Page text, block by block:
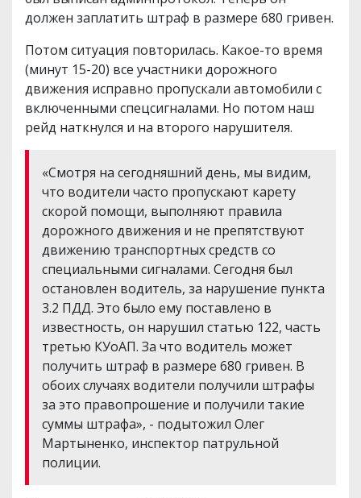
должен заплатить штраф в размере 680 гривен.
Потом ситуация повторилась. Какое-то время
(минут 15-20) все участники дорожного
движения исправно пропускали автомобили с
включенными спецсигналами. Но потом наш
рейд наткнулся и на второго нарушителя.
«Смотря на сегодняшний день, мы видим,
что водители часто пропускают карету
скорой помощи, выполняют правила
дорожного движения и не препятствуют
движению транспортных средств со
специальными сигналами. Сегодня был
остановлен водитель, за нарушение пункта
3.2 ПДД. Это было ему поставлено в
известность, он нарушил статью 122, часть
третью КУоАП. За что водитель может
получить штраф в размере 680 гривен. В
обоих случаях водители получили штрафы
за это правопрошение и получили такие
суммы штрафа», - подытожил Олег
Мартыненко, инспектор патрульной
полиции.